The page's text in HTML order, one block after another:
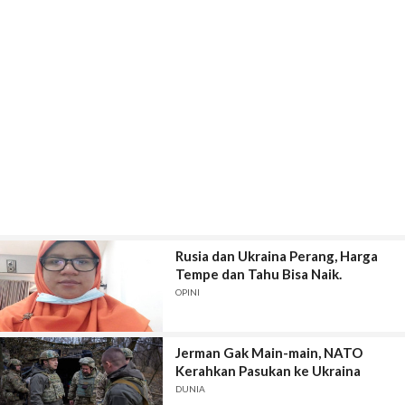
Rusia dan Ukraina Perang, Harga
Tempe dan Tahu Bisa Naik.
OPINI
Jerman Gak Main-main, NATO
Kerahkan Pasukan ke Ukraina
DUNIA